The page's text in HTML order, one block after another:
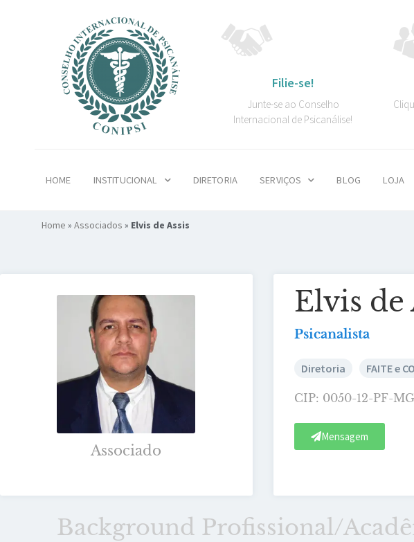
Filie-se!
Junte-se ao Conselho
Internacional de Psicanálise!
HOME INSTITUCIONAL DIRETORIA SERVIÇOS BLOG LOJA
Home » Associados » Elvis de Assis
Associado
Elvis de
Psicanalista
Diretoria FAITE e
CIP: 0050-12-PF-MG
Mensagem
Background Profissional/